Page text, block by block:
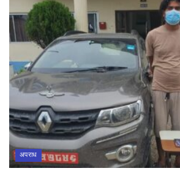
अपराध